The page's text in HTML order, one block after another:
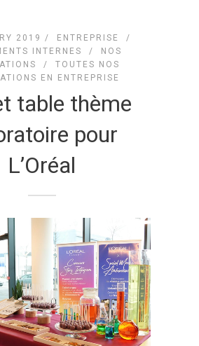
2019 / ENTREPRISE
/
INTERNES
/
NOS
/TOUTES NOS
EN ENTREPRISE
table thème
pour
L’Oréal